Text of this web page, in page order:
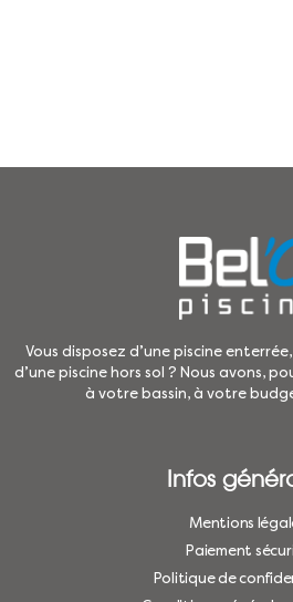
Vous disposez d’une piscine
d’une piscine hors sol ? Nous avons,
à votre bassin, à votre
Infos
Mentions
Paiement
Politique de